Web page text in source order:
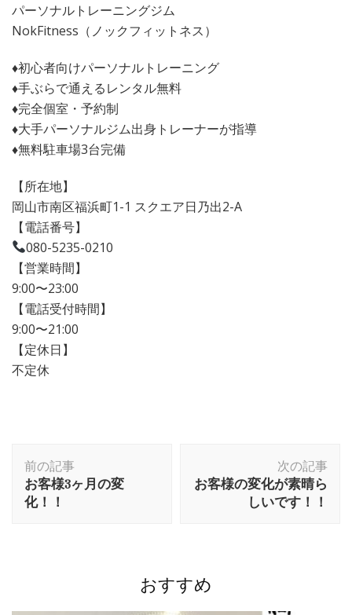
パーソナルトレーニングジム
NokFitness（ノックフィットネス）
♦︎初心者向けパーソナルトレーニング
♦︎手ぶらで通えるレンタル無料
♦︎完全個室・予約制
♦︎大手パーソナルジム出身トレーナーが指導
♦︎無料駐車場3台完備
【所在地】
岡山市南区福浜町1-1 スクエア日乃出2-A
【電話番号】
080-5235-0210
【営業時間】
9:00〜23:00
【電話受付時間】
9:00〜21:00
【定休日】
不定休
前の記事
お客様3ヶ月の変
化！！
次の記事
お客様の変化が素晴ら
しいです！！
おすすめ